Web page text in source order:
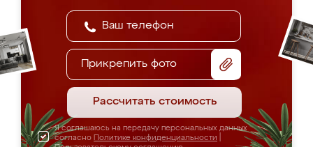
Прикрепить фото
Рассчитать стоимость
Я соглашаюсь на передачу персональных данных
согласно Политике конфиденциальности